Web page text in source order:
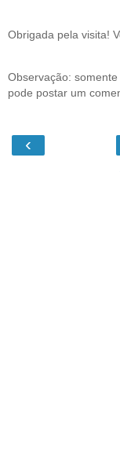
Obrigada pela visita!
Observação:
pode postar um
‹